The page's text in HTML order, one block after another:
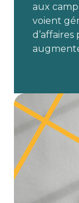
aux
voient